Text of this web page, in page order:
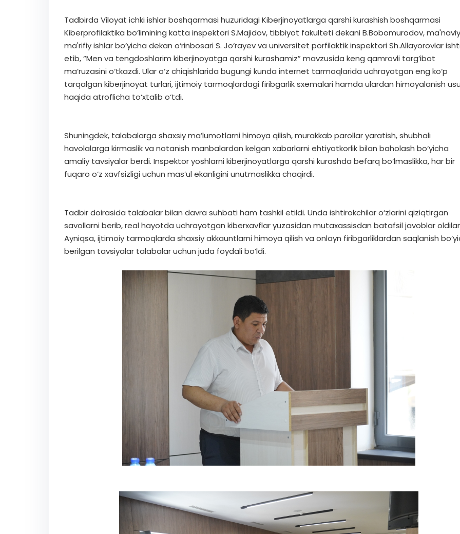
Tadbirda Viloyat ichki ishlar boshqarmasi huzuridagi Kiberjinoyatlarga qarshi kurashish boshqarmasi
Kiberprofilaktika bo‘limining katta inspektori S.Majidov, tibbiyot fakulteti dekani B.Bobomurodov,
ma'rifiy ishlar bo‘yicha dekan o‘rinbosari S. Jo‘rayev va universitet porfilaktik inspektori Sh.Allayorovlar
etib, “Men va tengdoshlarim kiberjinoyatga qarshi kurashamiz” mavzusida keng qamrovli targ‘ibot
ma’ruzasini o‘tkazdi. Ular o‘z chiqishlarida bugungi kunda internet tarmoqlarida uchrayotgan eng ko‘p
tarqalgan kiberjinoyat turlari, ijtimoiy tarmoqlardagi firibgarlik sxemalari hamda ulardan himoyalanish
haqida atroflicha to‘xtalib o‘tdi.
Shuningdek, talabalarga shaxsiy ma’lumotlarni himoya qilish, murakkab parollar yaratish, shubhali
havolalarga kirmaslik va notanish manbalardan kelgan xabarlarni ehtiyotkorlik bilan baholash bo‘yicha
amaliy tavsiyalar berdi. Inspektor yoshlarni kiberjinoyatlarga qarshi kurashda befarq bo‘lmaslikka, har bir
fuqaro o‘z xavfsizligi uchun mas’ul ekanligini unutmaslikka chaqirdi.
Tadbir doirasida talabalar bilan davra suhbati ham tashkil etildi. Unda ishtirokchilar o‘zlarini qiziqtirgan
savollarni berib, real hayotda uchrayotgan kiberxavflar yuzasidan mutaxassisdan batafsil javoblar
Ayniqsa, ijtimoiy tarmoqlarda shaxsiy akkauntlarni himoya qilish va onlayn firibgarliklardan saqlanish
berilgan tavsiyalar talabalar uchun juda foydali bo‘ldi.